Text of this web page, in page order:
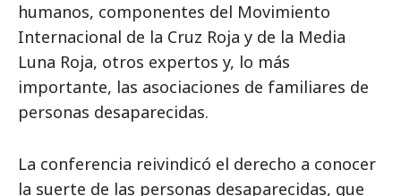
humanos, componentes del Movimiento
Internacional de la Cruz Roja y de la Media
Luna Roja, otros expertos y, lo más
importante, las asociaciones de familiares de
personas desaparecidas.
La conferencia reivindicó el derecho a conocer
la suerte de las personas desaparecidas, que